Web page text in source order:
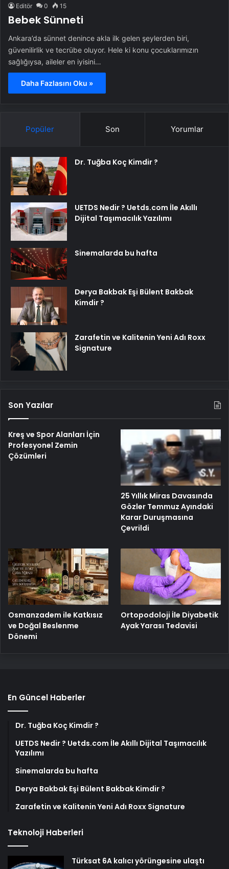
Editör 0 15
Bebek Sünneti
Ankara’da sünnet denince akla ilk gelen şeylerden biri,
güvenilirlik ve tecrübe oluyor. Hele ki konu çocuklarımızın
sağlığıysa, aileler en iyisini…
Daha Fazlasını Oku »
Popüler Son Yorumlar
Dr. Tuğba Koç Kimdir ?
UETDS Nedir ? Uetds.com İle Akıllı
Dijital Taşımacılık Yazılımı
Sinemalarda bu hafta
Derya Bakbak Eşi Bülent Bakbak
Kimdir ?
Zarafetin ve Kalitenin Yeni Adı Roxx
Signature
Son Yazılar
Kreş ve Spor Alanları İçin
Profesyonel Zemin
Çözümleri
25 Yıllık Miras Davasında
Gözler Temmuz Ayındaki
Karar Duruşmasına
Çevrildi
Osmanzadem ile Katkısız
ve Doğal Beslenme
Dönemi
Ortopodoloji İle Diyabetik
Ayak Yarası Tedavisi
En Güncel Haberler
Dr. Tuğba Koç Kimdir ?
UETDS Nedir ? Uetds.com İle Akıllı Dijital Taşımacılık
Yazılımı
Sinemalarda bu hafta
Derya Bakbak Eşi Bülent Bakbak Kimdir ?
Zarafetin ve Kalitenin Yeni Adı Roxx Signature
Teknoloji Haberleri
Türksat 6A kalıcı yörüngesine ulaştı